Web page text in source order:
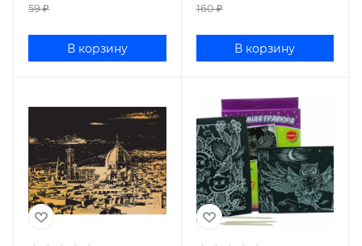
59₽
В корзину
160₽
В корзину